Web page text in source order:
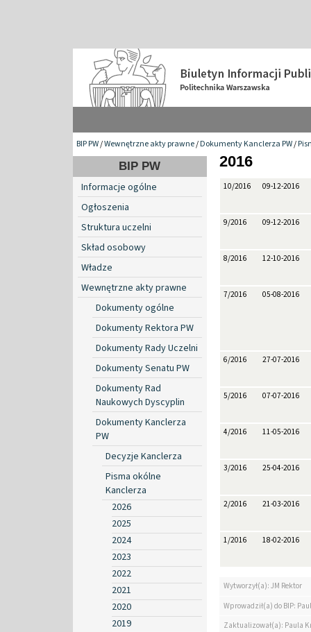
BIP PW/Wewnętrzne akty prawne/Dokumenty Kanclerza PW/
BIP PW
Informacje ogólne
Ogłoszenia
Struktura uczelni
Skład osobowy
Władze
Wewnętrzne akty prawne
Dokumenty ogólne
Dokumenty Rektora PW
Dokumenty Rady Uczelni
Dokumenty Senatu PW
Dokumenty Rad
Naukowych Dyscyplin
Dokumenty Kanclerza
PW
Decyzje Kanclerza
Pisma okólne
Kanclerza
2026
2025
2024
2023
2022
2021
2020
2019
2016
10/2016 09-12-2016
9/2016 09-12-2016
8/2016 12-10-2016
7/2016 05-08-2016
6/2016 27-07-2016
5/2016 07-07-2016
4/2016 11-05-2016
3/2016 25-04-2016
2/2016 21-03-2016
1/2016 18-02-2016
Wytworzył(a): JM Rektor
Wprowadził(a) do BIP:
Zaktualizował(a): Paula